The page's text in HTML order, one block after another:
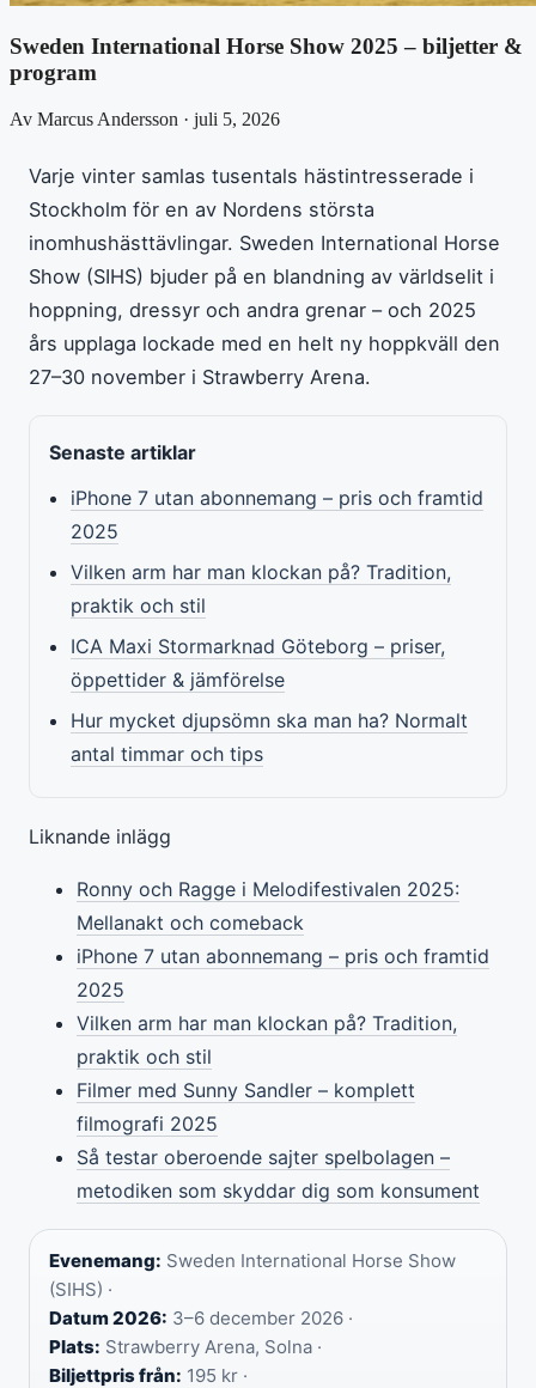
Sweden International Horse Show 2025 – biljetter &
program
Av Marcus Andersson · juli 5, 2026
Varje vinter samlas tusentals hästintresserade i
Stockholm för en av Nordens största
inomhushästtävlingar. Sweden International Horse
Show (SIHS) bjuder på en blandning av världselit i
hoppning, dressyr och andra grenar – och 2025
års upplaga lockade med en helt ny hoppkväll den
27–30 november i Strawberry Arena.
Senaste artiklar
iPhone 7 utan abonnemang – pris och framtid
2025
Vilken arm har man klockan på? Tradition,
praktik och stil
ICA Maxi Stormarknad Göteborg – priser,
öppettider & jämförelse
Hur mycket djupsömn ska man ha? Normalt
antal timmar och tips
Liknande inlägg
Ronny och Ragge i Melodifestivalen 2025:
Mellanakt och comeback
iPhone 7 utan abonnemang – pris och framtid
2025
Vilken arm har man klockan på? Tradition,
praktik och stil
Filmer med Sunny Sandler – komplett
filmografi 2025
Så testar oberoende sajter spelbolagen –
metodiken som skyddar dig som konsument
Evenemang: Sweden International Horse Show
(SIHS) ·
Datum 2026: 3–6 december 2026 ·
Plats: Strawberry Arena, Solna ·
Biljettpris från: 195 kr ·